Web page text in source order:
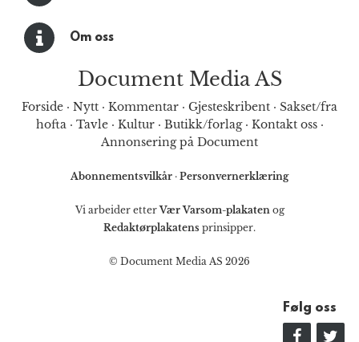
Om oss
Document Media AS
Forside · Nytt · Kommentar · Gjesteskribent · Sakset/fra
hofta· Tavle· Kultur· Butikk/forlag· Kontakt oss·
Annonsering på Document
Abonnementsvilkår · Personvernerklæring
Vi arbeider etterVær Varsom-plakatenog
Redaktørplakatens prinsipper.
© Document Media AS 2026
Følg oss